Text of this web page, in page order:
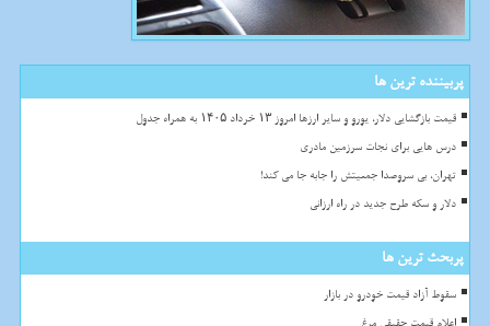
پربیننده ترین ها
قیمت بازگشایی دلار، یورو و سایر ارزها امروز ۱۳ خرداد ۱۴۰۵ به همراه جدول
درس هایی برای نجات سرزمین مادری
تهران، بی سروصدا جمعیتش را جابه جا می کند!
دلار و سکه طرح جدید در راه ارزانی
پربحث ترین ها
سقوط آزاد قیمت خودرو در بازار